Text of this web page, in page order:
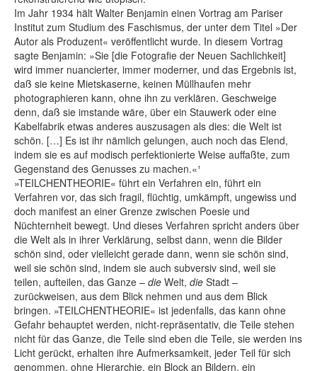
Im Jahr 1934 hält Walter Benjamin einen Vortrag am Pariser
Institut zum Studium des Faschismus, der unter dem Titel »Der
Autor als Produzent« veröffentlicht wurde. In diesem Vortrag
sagte Benjamin: »Sie [die Fotografie der Neuen Sachlichkeit]
wird immer nuancierter, immer moderner, und das Ergebnis ist,
daß sie keine Mietskaserne, keinen Müllhaufen mehr
photographieren kann, ohne ihn zu verklären. Geschweige
denn, daß sie imstande wäre, über ein Stauwerk oder eine
Kabelfabrik etwas anderes auszusagen als dies: die Welt ist
schön. […] Es ist ihr nämlich gelungen, auch noch das Elend,
indem sie es auf modisch perfektionierte Weise auffaßte, zum
Gegenstand des Genusses zu machen.«¹
»TEILCHENTHEORIE« führt ein Verfahren ein, führt ein
Verfahren vor, das sich fragil, flüchtig, umkämpft, ungewiss und
doch manifest an einer Grenze zwischen Poesie und
Nüchternheit bewegt. Und dieses Verfahren spricht anders über
die Welt als in ihrer Verklärung, selbst dann, wenn die Bilder
schön sind, oder vielleicht gerade dann, wenn sie schön sind,
weil sie schön sind, indem sie auch subversiv sind, weil sie
teilen, aufteilen, das Ganze – die Welt, die Stadt –
zurückweisen, aus dem Blick nehmen und aus dem Blick
bringen. »TEILCHENTHEORIE« ist jedenfalls, das kann ohne
Gefahr behauptet werden, nicht-repräsentativ, die Teile stehen
nicht für das Ganze, die Teile sind eben die Teile, sie werden ins
Licht gerückt, erhalten ihre Aufmerksamkeit, jeder Teil für sich
genommen, ohne Hierarchie, ein Block an Bildern, ein